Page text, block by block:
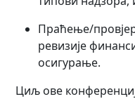
Праћење/
ревизије
осигурање.
Циљ ове